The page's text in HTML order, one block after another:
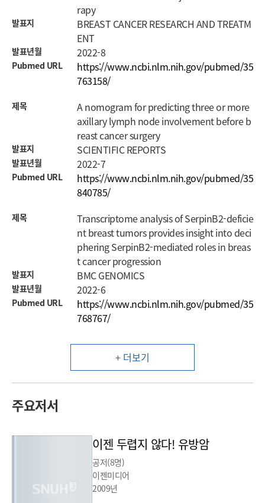
rapy
발표지
BREAST CANCER RESEARCH AND TREATM
ENT
발표년월 2022-8
Pubmed URL
https://www.ncbi.nlm.nih.gov/pubmed/35
763158/
제목
A nomogram for predicting three or more
axillary lymph node involvement before b
reast cancer surgery
발표지 SCIENTIFIC REPORTS
발표년월 2022-7
Pubmed URL
https://www.ncbi.nlm.nih.gov/pubmed/35
840785/
제목
Transcriptome analysis of SerpinB2-deficie
nt breast tumors provides insight into deci
phering SerpinB2-mediated roles in breas
t cancer progression
발표지 BMC GENOMICS
발표년월 2022-6
Pubmed URL
https://www.ncbi.nlm.nih.gov/pubmed/35
768767/
+ 더보기
주요저서
이젠 두렵지 않다! 유방암
공저(8명)
이젠미디어
2009년